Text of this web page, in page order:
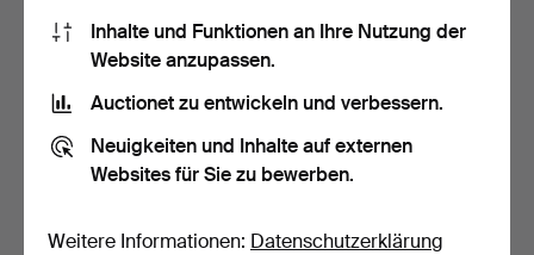
OKÄND KONSTNÄR.
3 Tage
11 Gebote
KAFFELÖFFEL 12 Stk.,
5 Tage
1 Gebot
Inhalte und Funktionen an Ihre Nutzung der
Website anzupassen.
Auctionet zu entwickeln und verbessern.
Neuigkeiten und Inhalte auf externen
Websites für Sie zu bewerben.
Weitere Informationen: Datenschutzerklärung